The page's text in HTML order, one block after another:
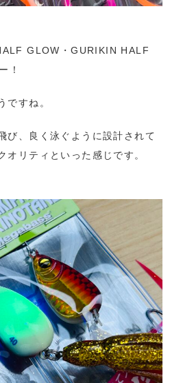
GLOW・GURIKIN HALF
！
ですね。
び、良く泳ぐように設計されて
オリティといった感じです。